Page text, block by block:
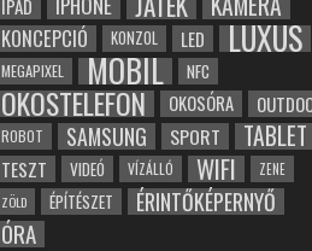
IPAD
KONCEPCIÓ KONZOL LED LUXUS
MEGAPIXEL MOBIL NFC
OKOSTELEFON OKOSÓRA
ROBOT SAMSUNG SPORT TABLET
TESZT VIDEÓ VÍZÁLLÓ WIFI
ZENE
ZÖLD
ÉPÍTÉSZET ÉRINTŐKÉPERNYŐ
ÓRA